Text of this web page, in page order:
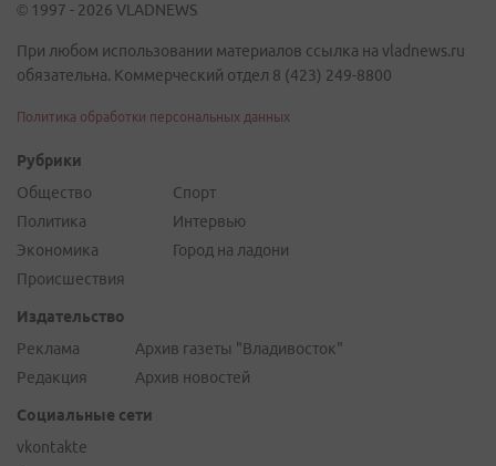
© 1997 - 2026 VLADNEWS
При любом использовании материалов ссылка на vladnews.ru
обязательна. Коммерческий отдел 8 (423) 249-8800
Политика обработки персональных данных
Рубрики
Общество
Политика
Экономика
Происшествия
Спорт
Интервью
Город на ладони
Издательство
Реклама
Редакция
Архив газеты "Владивосток"
Архив новостей
Социальные сети
vkontakte